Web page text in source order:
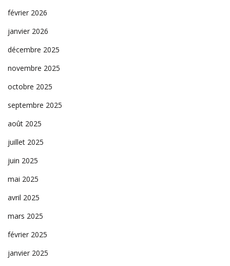
février 2026
janvier 2026
décembre 2025
novembre 2025
octobre 2025
septembre 2025
août 2025
juillet 2025
juin 2025
mai 2025
avril 2025
mars 2025
février 2025
janvier 2025